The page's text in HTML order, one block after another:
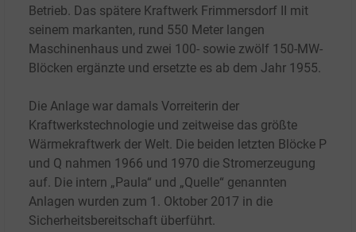
Betrieb. Das spätere Kraftwerk Frimmersdorf II mit
seinem markanten, rund 550 Meter langen
Maschinenhaus und zwei 100- sowie zwölf 150-MW-
Blöcken ergänzte und ersetzte es ab dem Jahr 1955.
Die Anlage war damals Vorreiterin der
Kraftwerkstechnologie und zeitweise das größte
Wärmekraftwerk der Welt. Die beiden letzten Blöcke P
und Q nahmen 1966 und 1970 die Stromerzeugung
auf. Die intern „Paula“ und „Quelle“ genannten
Anlagen wurden zum 1. Oktober 2017 in die
Sicherheitsbereitschaft überführt.